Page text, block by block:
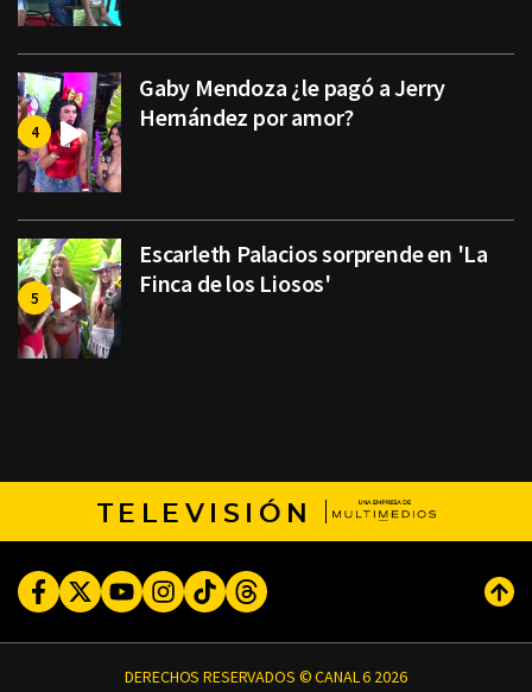
Gaby Mendoza ¿le pagó a Jerry
Hernández por amor?
Escarleth Palacios sorprende en 'La
Finca de los Liosos'
TELEVISIÓN
FacebookTwitterYoutubeInstagram
TikTokThreads
DERECHOS RESERVADOS © CANAL 6 2026